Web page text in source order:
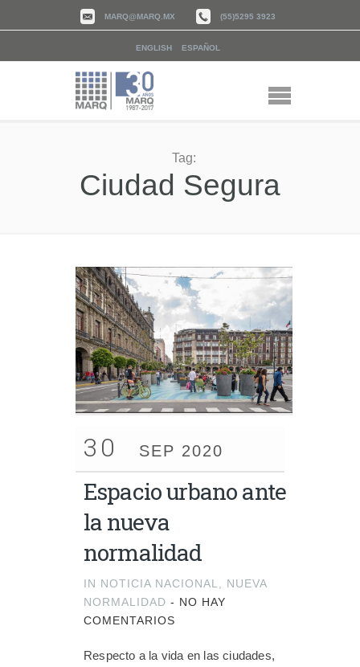
MARQ@MARQ.MX (55)5295 3923
ENGLISH ESPAÑOL
Tag:
Ciudad Segura
30 SEP 2020
Espacio urbano ante
la nueva
normalidad
IN NOTICIA NACIONAL
NUEVA
NORMALIDAD - NO HAY
COMENTARIOS
Respecto a la vida en las ciudades,